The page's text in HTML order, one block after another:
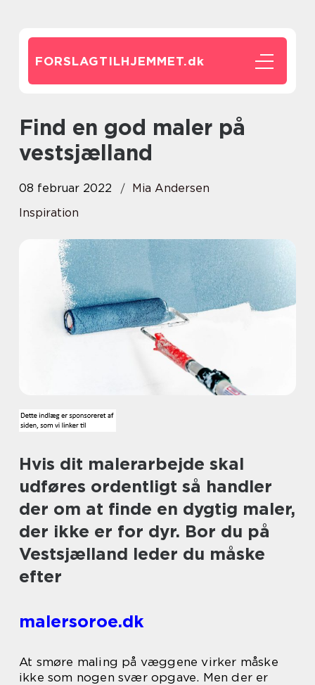
FORSLAGTILHJEMMET.dk
find en god maler på
vestsjælland
08 februar 2022
Mia Andersen
Inspiration
Hvis dit malerarbejde skal
udføres ordentligt så handler
der om at finde en dygtig maler,
der ikke er for dyr. Bor du på
Vestsjælland leder du måske
efter
malersoroe.dk
At smøre maling på væggene virker måske
ikke som nogen svær opgave. Men der er